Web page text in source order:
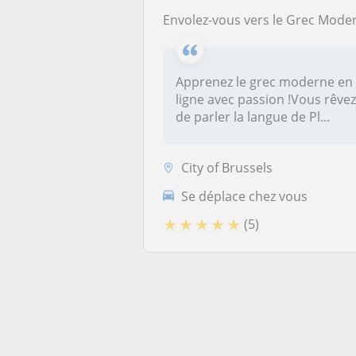
Envolez-vous vers le Grec Moderne : Apprenez en Ligne avec un Expert
Apprenez le grec moderne en
ligne avec passion !Vous rêvez
de parler la langue de Pl...
City of Brussels
Se déplace chez vous
★ ★ ★ ★ ★ (5)